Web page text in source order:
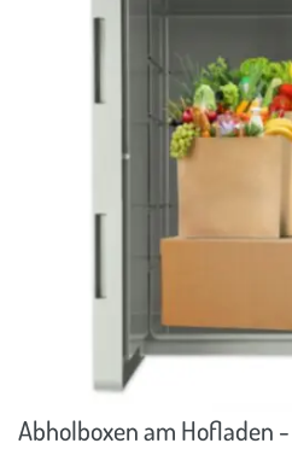
Abholboxen am Hofladen